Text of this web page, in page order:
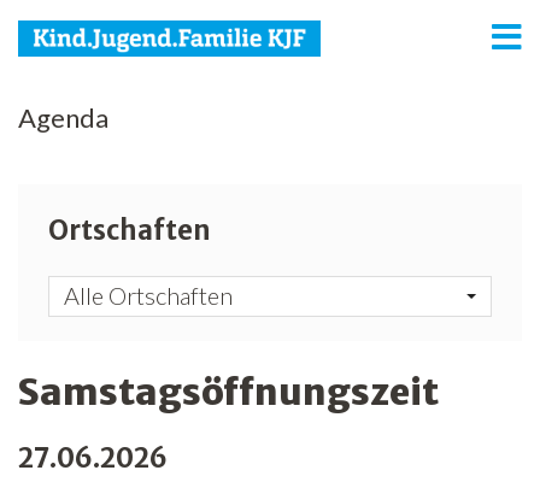
KJF
Media
Agenda
Agenda
Ortschaften
Alle Ortschaften
Samstagsöffnungszeit
27.06.2026